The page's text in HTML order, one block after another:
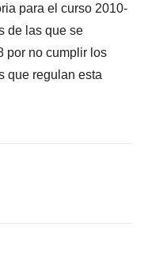
para el curso 2010-
de las que se
por no cumplir los
que regulan esta